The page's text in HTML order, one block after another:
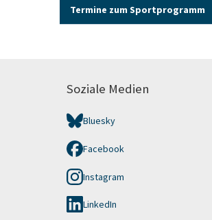
Termine zum Sportprogramm
Soziale Medien
Bluesky
Facebook
Instagram
LinkedIn